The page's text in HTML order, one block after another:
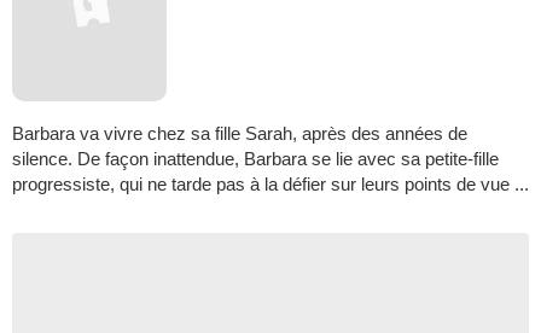
Barbara va vivre chez sa fille Sarah, après des années de
silence. De façon inattendue, Barbara se lie avec sa petite-fille
progressiste, qui ne tarde pas à la défier sur leurs points de vue ...